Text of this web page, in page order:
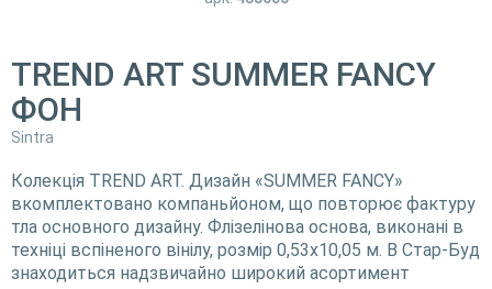
TREND ART SUMMER FANCY
ФОН
Sintra
Колекція TREND ART. Дизайн «SUMMER FANCY»
вкомплектовано компаньйоном, що повторює фактуру
тла основного дизайну. Флізелінова основа, виконані в
техніці вспіненого вінілу, розмір 0,53х10,05 м. В Стар-Буд
знаходиться надзвичайно широкий асортимент